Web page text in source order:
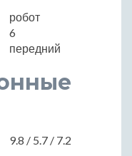
робот
6
передний
9.8 / 5.7 / 7.2